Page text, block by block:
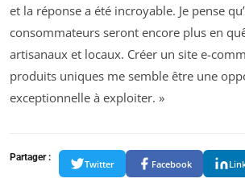
et la réponse a été incroyable. Je pense
consommateurs seront encore plus en
artisanaux et locaux. Créer un site e-
produits uniques me semble être une
exceptionnelle à exploiter. »
Partager :
Twitter Facebook